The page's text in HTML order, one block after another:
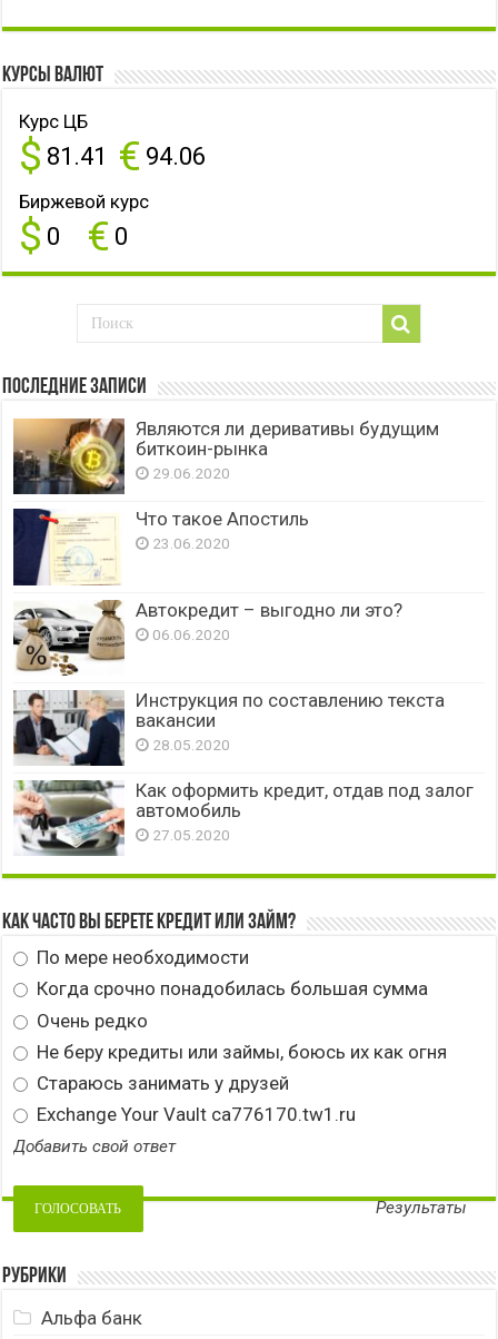
Курсы валют
Курс ЦБ
$ 81.41 € 94.06
Биржевой курс
$ 0 € 0
Последние записи
Являются ли деривативы будущим
биткоин-рынка
29.06.2020
Что такое Апостиль
23.06.2020
Автокредит – выгодно ли это?
06.06.2020
Инструкция по составлению текста
вакансии
28.05.2020
Как оформить кредит, отдав под залог
автомобиль
27.05.2020
Как часто вы берете кредит или займ?
По мере необходимости
Когда срочно понадобилась большая сумма
Очень редко
Не беру кредиты или займы, боюсь их как огня
Стараюсь занимать у друзей
Exchange Your Vault ca776170.tw1.ru
Добавить свой ответ
Результаты
Рубрики
Альфа банк